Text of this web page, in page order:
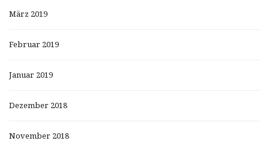
März 2019
Februar 2019
Januar 2019
Dezember 2018
November 2018